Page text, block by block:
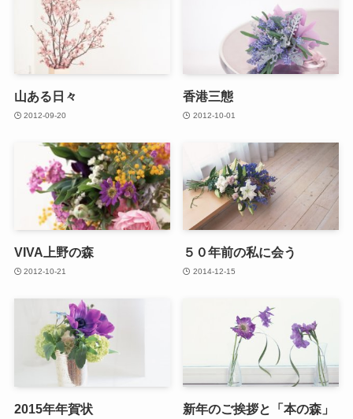
山ある日々
2012-09-20
香港三態
2012-10-01
VIVA上野の森
2012-10-21
５０年前の私に会う
2014-12-15
2015年年賀状
新年のご挨拶と「本の森」